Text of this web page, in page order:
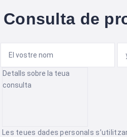
Consulta de
Les teues dades personals